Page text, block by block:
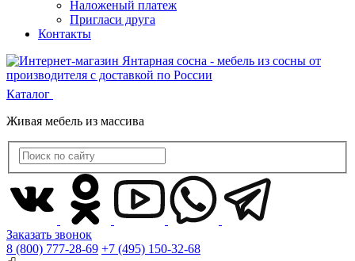
Наложеный платеж
Пригласи друга
Контакты
Каталог
Живая мебель из массива
Заказать звонок
8 (800) 777-28-69 +7 (495) 150-32-68